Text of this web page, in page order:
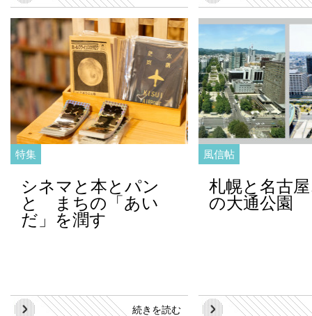
特集
シネマと本とパン
と まちの「あい
だ」を潤す
続きを読む
風信帖
札幌と名古
の大通公園